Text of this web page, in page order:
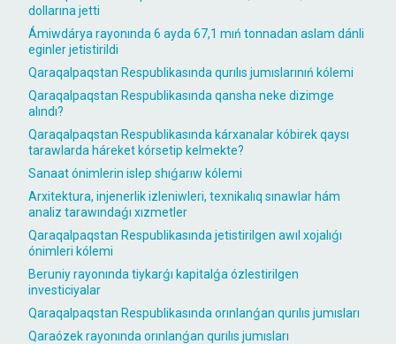
dollarına jetti
Ámiwdárya rayonında 6 ayda 67,1 mıń tonnadan aslam dánli
eginler jetistirildi
Qaraqalpaqstan Respublikasında qurılıs jumıslarınıń kólemi
Qaraqalpaqstan Respublikasında qansha neke dizimge
alındı?
Qaraqalpaqstan Respublikasında kárxanalar kóbirek qaysı
tarawlarda háreket kórsetip kelmekte?
Sanaat ónimlerin islep shıǵarıw kólemi
Arxitektura, injenerlik izleniwleri, texnikalıq sınawlar hám
analiz tarawındaǵı xızmetler
Qaraqalpaqstan Respublikasında jetistirilgen awıl xojalıǵı
ónimleri kólemi
Beruniy rayonında tiykarǵı kapitalǵa ózlestirilgen
investiciyalar
Qaraqalpaqstan Respublikasında orınlanǵan qurılıs jumısları
Qaraózek rayonında orınlanǵan qurılıs jumısları